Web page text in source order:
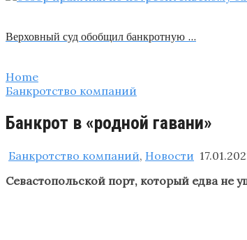
Верховный суд обобщил банкротную …
Home
Банкротство компаний
Банкрот в «родной гавани»
Банкротство компаний, Новости
Севастопольской порт, который едва не